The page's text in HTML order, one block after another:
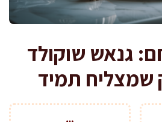
גנאש שוקולד
שמצליח תמיד